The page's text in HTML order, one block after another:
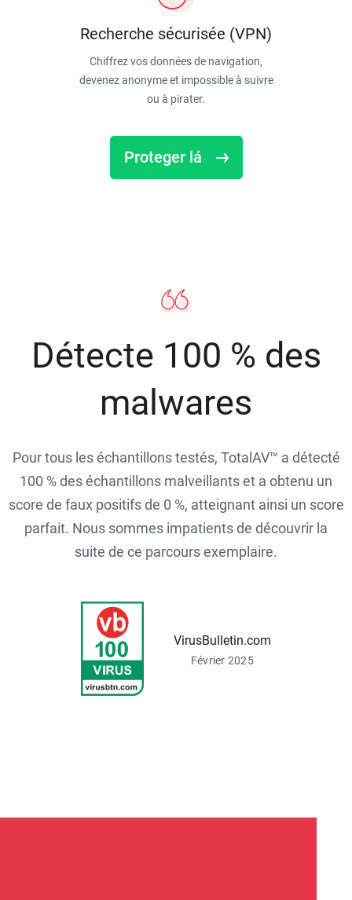
Recherche sécurisée (VPN)
Chiffrez vos données de navigation,
devenez anonyme et impossible à suivre
ou à pirater.
Proteger lá
Détecte 100 % des
malwares
Pour tous les échantillons testés, TotalAV™ a détecté
100 % des échantillons malveillants et a obtenu un
score de faux positifs de 0 %, atteignant ainsi un score
parfait. Nous sommes impatients de découvrir la
suite de ce parcours exemplaire.
VirusBulletin.com
Février 2025